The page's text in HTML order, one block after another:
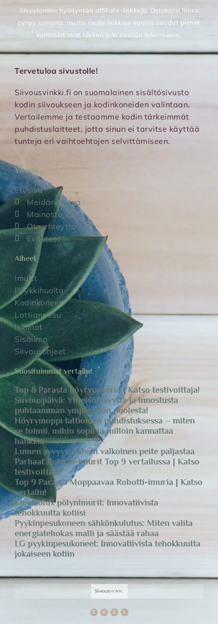
Sivustomme hyödyntää affiliate-linkkejä. Ostoksesi hinta
pysyy samana, mutta meille linkkien kautta saadut pienet
komissiot ovat tärkeä tuki sisällön tekemiseen.
Tervetuloa sivustolle!
Siivousvinkki.fi on suomalainen sisältösivusto
kodin siivoukseen ja kodinkoneiden valintaan.
Vertailemme ja testaamme kodin tärkeimmät
puhdistuslaitteet, jotta sinun ei tarvitse käyttää
tunteja eri vaihtoehtojen selvittämiseen.
Yleistä
Etusivu
Meidän tarina
Mainostajille
Ota yhteyttä
Evästeet
Aiheet
Imurit
Pyykkihuolto
Kodinkoneet
Lattianpesu
Ikkunat
Sisäilma
Siivousohjeet
Suosituimmat vertailut
Top 8 Parasta höyrypesuria | Katso testivoittaja!
Siivouspäivä: Yhteisöllisyyttä ja innostusta
puhtaamman ympäristön puolesta!
Höyrymoppi lattioiden puhdistuksessa – miten
se toimii, mihin sopii ja milloin kannattaa
hankkia
Lumen syvyys: Talven valkoinen peite paljastaa
Parhaat Robotti-imurit Top 9 vertailussa | Katso
testivoittaja!
Top 9 Parasta Moppaavaa Robotti-imuria | Katso
vertailu!
Electrolux pölynimurit: Innovatiivista
tehokkuutta kotiisi
Pyykinpesukoneen sähkönkulutus: Miten valita
energiatehokas malli ja säästää rahaa
LG pyykinpesukoneet: Innovatiivista tehokkuutta
jokaiseen kotiin